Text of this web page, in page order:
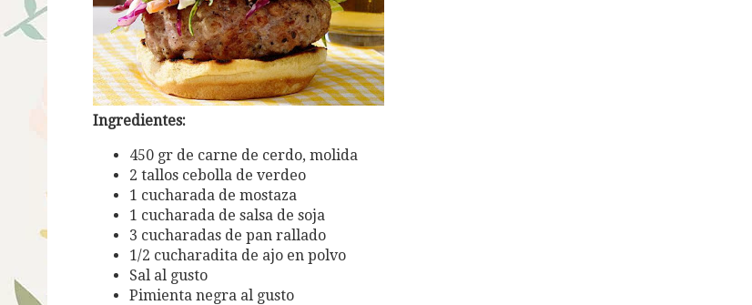
Ingredientes:
450 gr de carne de cerdo, molida
2 tallos cebolla de verdeo
1 cucharada de mostaza
1 cucharada de salsa de soja
3 cucharadas de pan rallado
1/2 cucharadita de ajo en polvo
Sal al gusto
Pimienta negra al gusto